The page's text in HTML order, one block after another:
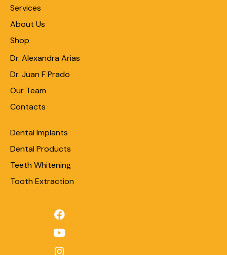
Services
About Us
Shop
Dr. Alexandra Arias
Dr. Juan F Prado
Our Team
Contacts
Dental Implants
Dental Products
Teeth Whitening
Tooth Extraction